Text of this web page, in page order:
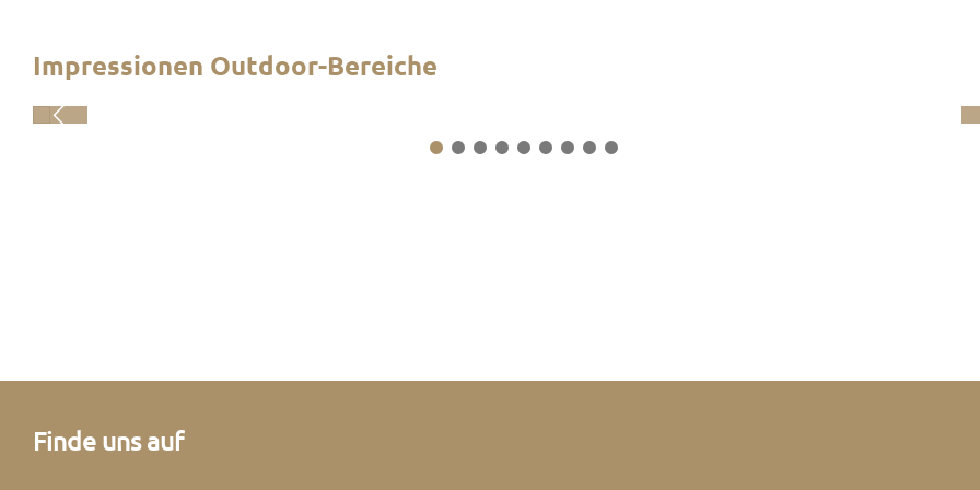
Impressionen Outdoor-Bereiche
Finde uns auf